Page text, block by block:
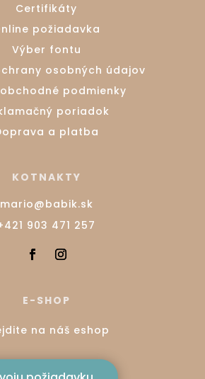
Certifikáty
požiadavka
Výber fontu
osobných údajov
podmienky
poriadok
a platba
KOTNAKTY
mario@babik.sk
903 471 257
E-SHOP
na náš eshop